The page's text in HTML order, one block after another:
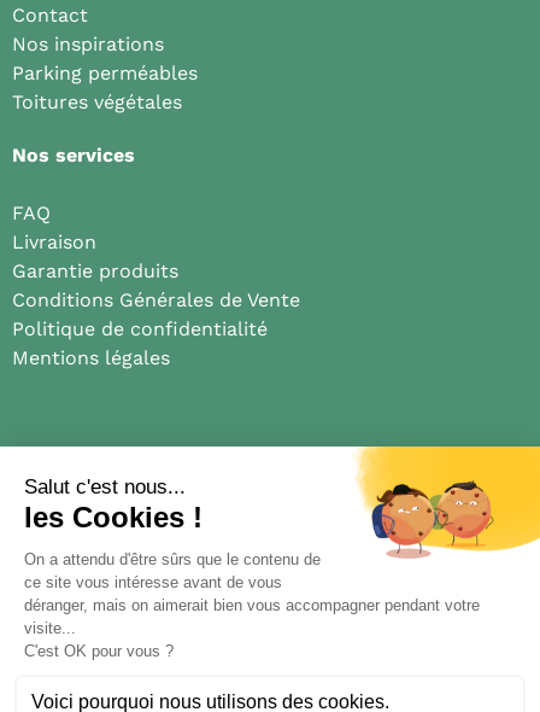
Contact
Nos inspirations
Parking perméables
Toitures végétales
Nos services
FAQ
Livraison
Garantie produits
Conditions Générales de Vente
Politique de confidentialité
Mentions légales
Blog
Presse
Truelle et coquelicot
Nous suivre